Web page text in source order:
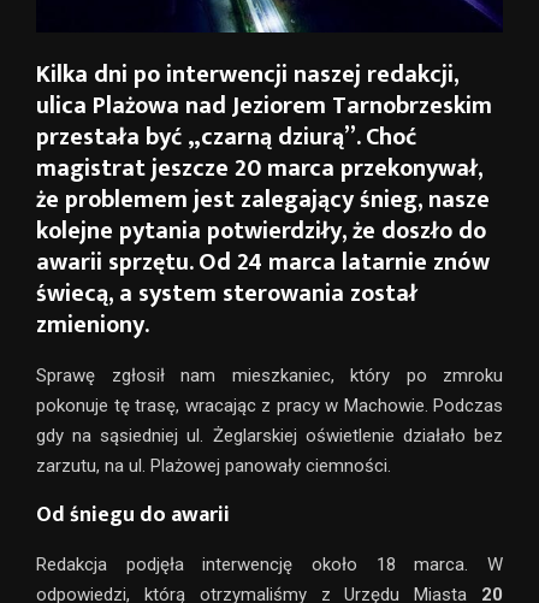
Kilka dni po interwencji naszej redakcji,
ulica Plażowa nad Jeziorem Tarnobrzeskim
przestała być „czarną dziurą”. Choć
magistrat jeszcze 20 marca przekonywał,
że problemem jest zalegający śnieg, nasze
kolejne pytania potwierdziły, że doszło do
awarii sprzętu. Od 24 marca latarnie znów
świecą, a system sterowania został
zmieniony.
Sprawę zgłosił nam mieszkaniec, który po zmroku
pokonuje tę trasę, wracając z pracy w Machowie. Podczas
gdy na sąsiedniej ul. Żeglarskiej oświetlenie działało bez
zarzutu, na ul. Plażowej panowały ciemności.
Od śniegu do awarii
Redakcja podjęła interwencję około 18 marca. W
odpowiedzi, którą otrzymaliśmy z Urzędu Miasta 20